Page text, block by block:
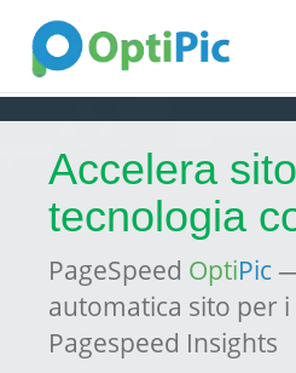
Accelera
tecnologia
PageSpeed OptiPic
automatica sito per
Pagespeed Insights